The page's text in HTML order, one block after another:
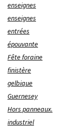
enseignes
enseignes
entrées
épouvante
Fête foraine
finistère
gelbique
Guernesey
Hors panneaux.
industriel